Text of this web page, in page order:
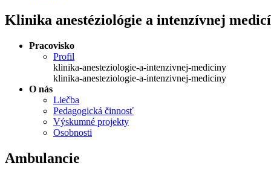
Klinika anestéziológie a intenzívnej
Pracovisko
Profil
klinika-anesteziologie-a-intenzivnej-mediciny
klinika-anesteziologie-a-intenzivnej-mediciny
O nás
Liečba
Pedagogická činnosť
Výskumné projekty
Osobnosti
Ambulancie